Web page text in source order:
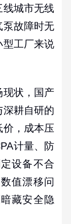
线城市无线
泵故障时无
型工厂来说
现状，国产
耕自研的
价，成本压
计量、防
设备不合
值漂移问
藏安全隐